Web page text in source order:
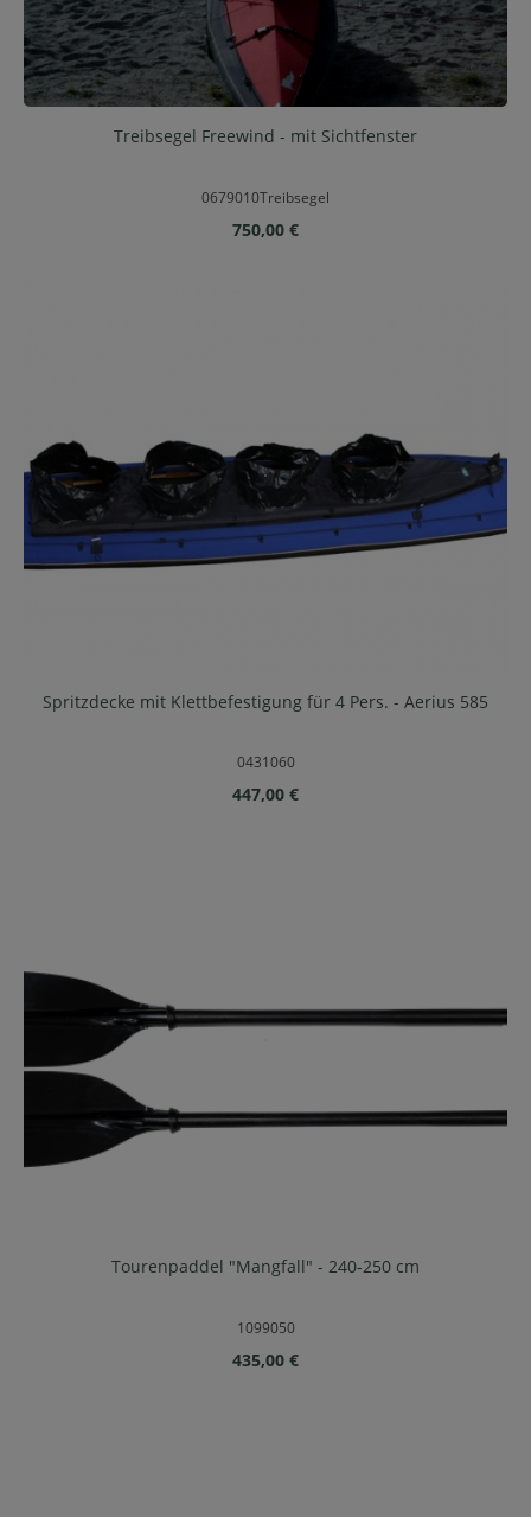
Treibsegel Freewind - mit Sichtfenster
0679010Treibsegel
Regulärer Preis:
750,00 €
Spritzdecke mit Klettbefestigung für 4 Pers. - Aerius 585
0431060
Regulärer Preis:
447,00 €
Tourenpaddel "Mangfall" - 240-250 cm
1099050
Regulärer Preis:
435,00 €